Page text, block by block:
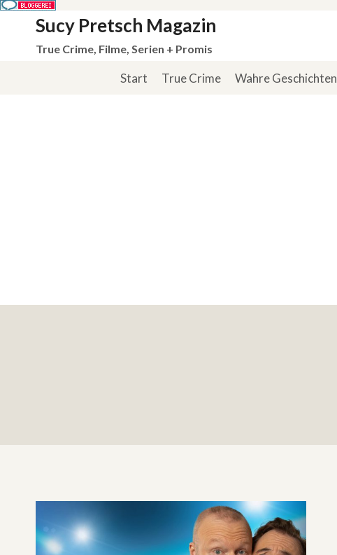
springen
Sucy Pretsch Magazin
True Crime, Filme, Serien + Promis
Start True Crime Wahre Geschichten